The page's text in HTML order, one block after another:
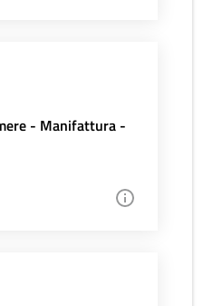
- Manifattura -